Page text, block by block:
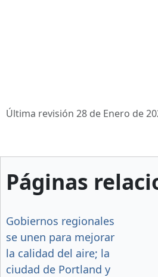
Última revisión 28 de Enero de
Páginas
Gobiernos regionales
se unen para mejorar
la calidad del aire; la
ciudad de Portland y